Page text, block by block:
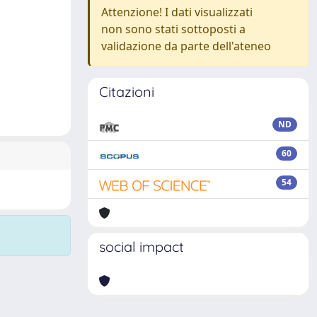
Attenzione! I dati visualizzati
non sono stati sottoposti a
validazione da parte dell'ateneo
Citazioni
ND
60
54
social impact